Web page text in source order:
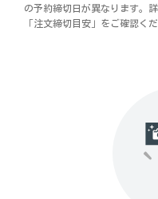
の予約締切日が異なります。
「注文締切目安」をご確認くだ